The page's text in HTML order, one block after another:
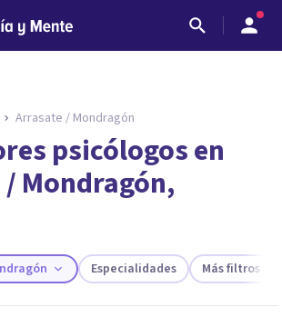
Arrasate / Mondragón
psicólogos en
Mondragón,
Especialidades Más filtros